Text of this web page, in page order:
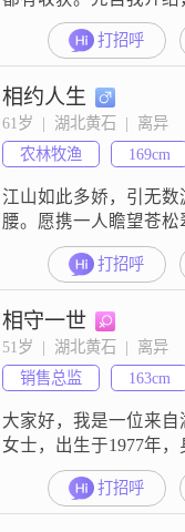
生于湖南衡阳，目前
石已有22年。传统女
型，真诚自信独立，温
观正，乐观积极，随和
爱生活。自强自立，社
工作能力还行。大学本
定。前半生专注于家庭
婚姻会有变故。爱整洁
会做甜品，
打招呼
相约人生
61岁  |  湖北黄石  |  离异
农林牧渔
169cm
江山如此多娇，引无数
腰。愿携一人瞻望苍松
小桥流水，
打招呼
相守一世
51岁  |  湖北黄石  |  离异
销售总监
163cm
大家好，我是一位来自
女士，出生于1977年，
米。我的收入每月在
目前仍在黄石这个美
和工作。虽然我的学历
打招呼